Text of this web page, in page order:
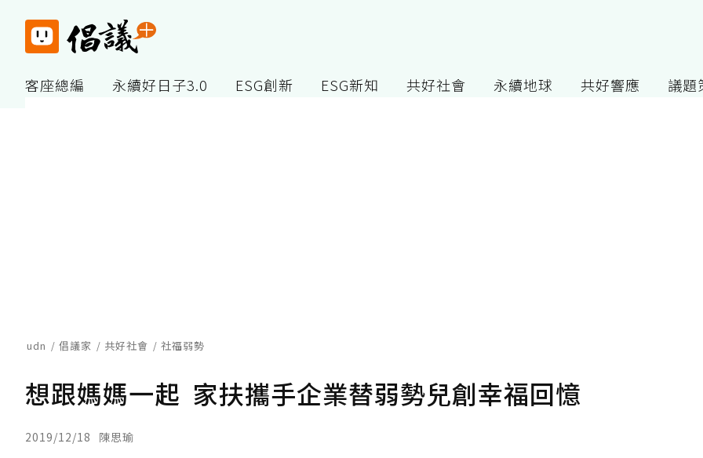
客座總編 永續好日子3.0 ESG創新 ESG新知 共好社會 永續地球 共好響應 議題
udn 倡議家 共好社會 社福弱勢
想跟媽媽一起 家扶攜手企業替弱勢兒創幸福回憶
2019/12/18 陳思瑜